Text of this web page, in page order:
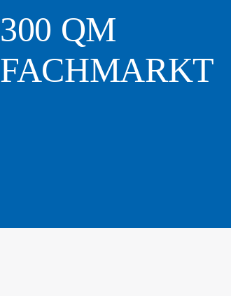
DACH-
AUSSTELLUNG